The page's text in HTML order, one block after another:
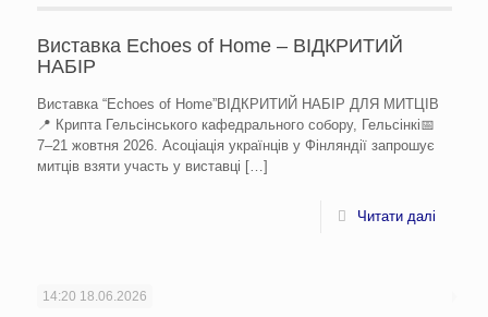
Виставка Echoes of Home – ВІДКРИТИЙ
НАБІР
Виставка “Echoes of Home”ВІДКРИТИЙ НАБІР ДЛЯ МИТЦІВ
📍 Крипта Гельсінського кафедрального собору, Гельсінкі📅
7–21 жовтня 2026. Асоціація українців у Фінляндії запрошує
митців взяти участь у виставці […]
Читати далі
14:20 18.06.2026